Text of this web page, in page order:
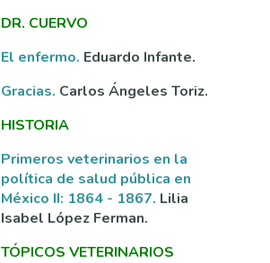
DR. CUERVO
El enfermo. Eduardo Infante.
Gracias. Carlos Ángeles Toriz.
HISTORIA
Primeros veterinarios en la
política de salud pública en
México II: 1864 - 1867. Lilia
Isabel López Ferman.
TÓPICOS VETERINARIOS